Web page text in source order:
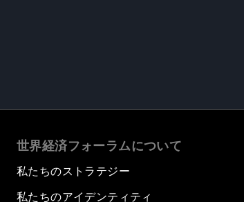
世界経済フォーラムについて
私たちのストラテジー
私たちのアイデンティティ